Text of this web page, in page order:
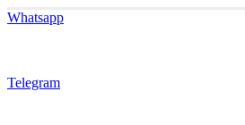
Whatsapp
Telegram